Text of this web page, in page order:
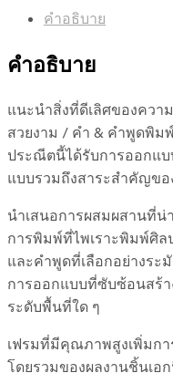
คำอธิบาย
คำอธิบาย
แนะนำสิ่งที่ดีเลิศของควา
สวยงาม / คำ & คำพูดพิม
ประณีตนี้ได้รับการออกแ
แบบรวมถึงสาระสำคัญขอ
นำเสนอการผสมผสานที่น่
การพิมพ์ที่ไพเราะพิมพ์ศิล
และคำพูดที่เลือกอย่างระ
การออกแบบที่ซับซ้อนสร้
ระดับพื้นที่ใด ๆ
เฟรมที่มีคุณภาพสูงเพิ่มกา
โดยรวมของผลงานชิ้นเอ